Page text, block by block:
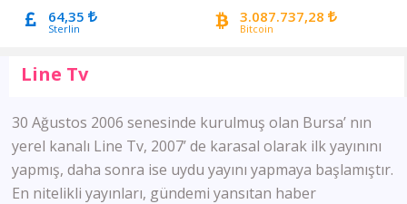
64,35
Sterlin
3.087.737,28
Bitcoin
Line Tv
30 Ağustos 2006 senesinde kurulmuş olan Bursa’ nın
yerel kanalı Line Tv, 2007’ de karasal olarak ilk yayınını
yapmış, daha sonra ise uydu yayını yapmaya başlamıştır.
En nitelikli yayınları, gündemi yansıtan haber